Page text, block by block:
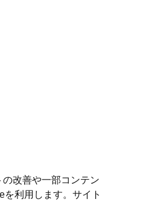
改善や一部コンテン
利用します。サイト